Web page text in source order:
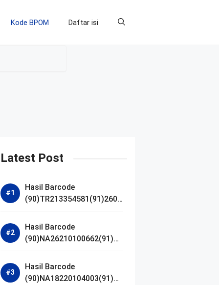
Kode BPOM Daftar isi
Latest Post
Hasil Barcode
(90)TR213354581(91)2607
Hasil Barcode
(90)NA26210100662(91)24
Hasil Barcode
(90)NA18220104003(91)25